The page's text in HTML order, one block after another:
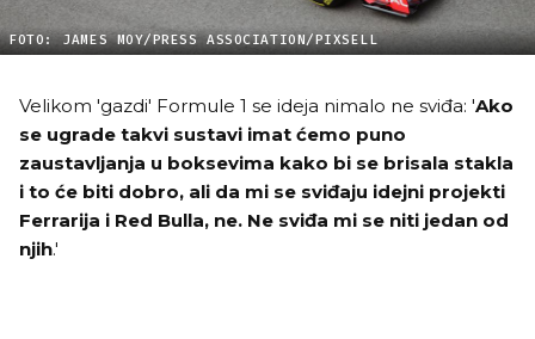
FOTO: JAMES MOY/PRESS ASSOCIATION/PIXSELL
Velikom 'gazdi' Formule 1 se ideja nimalo ne sviđa: 'Ako
se ugrade takvi sustavi imat ćemo puno
zaustavljanja u boksevima kako bi se brisala stakla
i to će biti dobro, ali da mi se sviđaju idejni projekti
Ferrarija i Red Bulla, ne. Ne sviđa mi se niti jedan od
njih.'